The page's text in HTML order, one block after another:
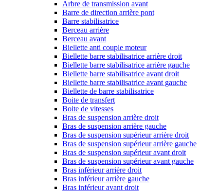
Arbre de transmission avant
Barre de direction arrière pont
Barre stabilisatrice
Berceau arrière
Berceau avant
Biellette anti couple moteur
Biellette barre stabilisatrice arrière droit
Biellette barre stabilisatrice arrière gauche
Biellette barre stabilisatrice avant droit
Biellette barre stabilisatrice avant gauche
Biellette de barre stabilisatrice
Boite de transfert
Boite de vitesses
Bras de suspension arrière droit
Bras de suspension arrière gauche
Bras de suspension supérieur arrière droit
Bras de suspension supérieur arrière gauche
Bras de suspension supérieur avant droit
Bras de suspension supérieur avant gauche
Bras inférieur arrière droit
Bras inférieur arrière gauche
Bras inférieur avant droit